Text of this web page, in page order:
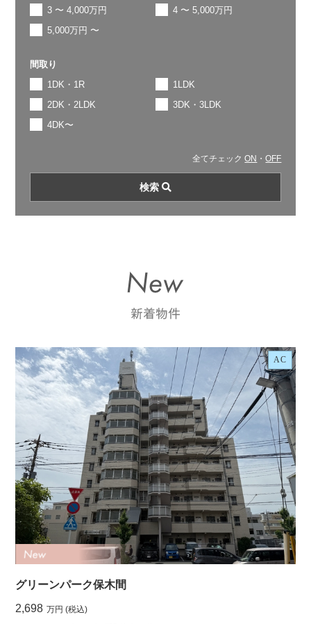
3 〜 4,000万円
4 〜 5,000万円
5,000万円 〜
間取り
1DK・1R
1LDK
2DK・2LDK
3DK・3LDK
4DK〜
全てチェックON ・OFF
AC
グリーンパーク保木間
2,698 万円 (税込)